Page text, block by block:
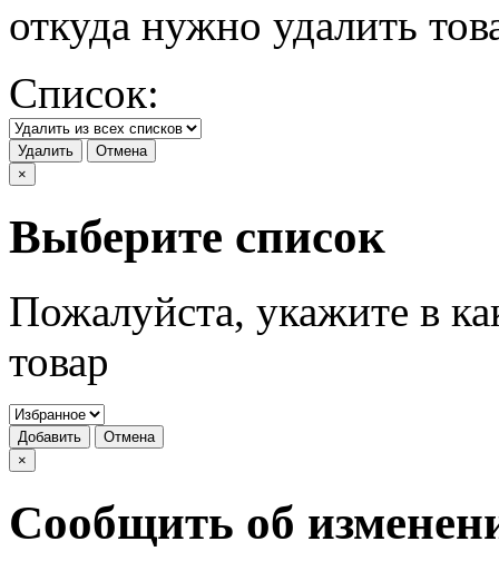
откуда нужно удалить
Список:
Удалить
Отмена
×
Выберите список
Пожалуйста, укажите в
товар
Добавить
Отмена
×
Сообщить об